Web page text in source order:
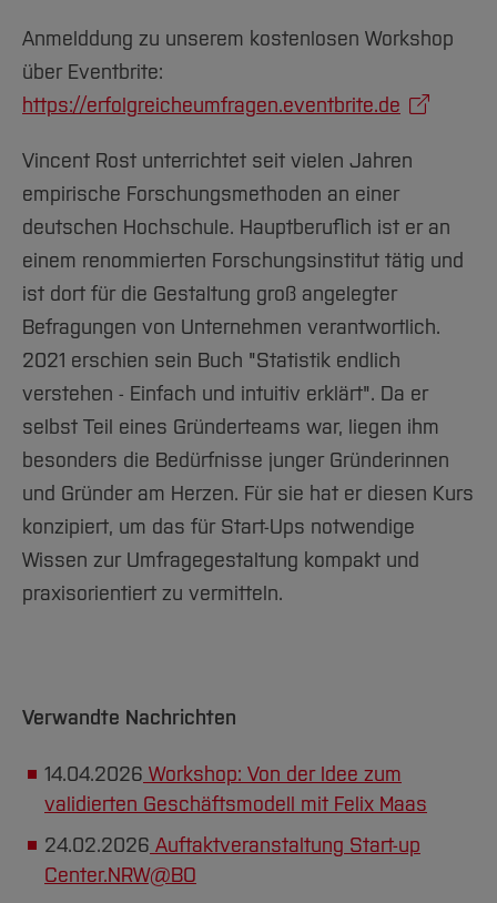
Anmelddung zu unserem kostenlosen Workshop
über Eventbrite:
https://erfolgreicheumfragen.eventbrite.de
Vincent Rost unterrichtet seit vielen Jahren
empirische Forschungsmethoden an einer
deutschen Hochschule. Hauptberuflich ist er an
einem renommierten Forschungsinstitut tätig und
ist dort für die Gestaltung groß angelegter
Befragungen von Unternehmen verantwortlich.
2021 erschien sein Buch "Statistik endlich
verstehen - Einfach und intuitiv erklärt". Da er
selbst Teil eines Gründerteams war, liegen ihm
besonders die Bedürfnisse junger Gründerinnen
und Gründer am Herzen. Für sie hat er diesen Kurs
konzipiert, um das für Start-Ups notwendige
Wissen zur Umfragegestaltung kompakt und
praxisorientiert zu vermitteln.
Verwandte Nachrichten
14.04.2026 Workshop: Von der Idee zum
validierten Geschäftsmodell mit Felix Maas
24.02.2026 Auftaktveranstaltung Start-up
Center.NRW@BO